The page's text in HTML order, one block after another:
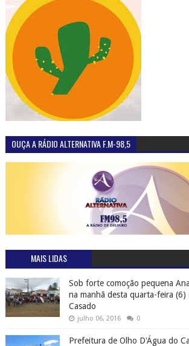
OUÇA A RÁDIO ALTERNATIVA F.M-98,5
MAIS LIDAS
Sob forte comoção pequena
na manhã desta quarta-feira (6)
Casado
julho 06, 2016 0
Prefeitura de Olho D'Água do